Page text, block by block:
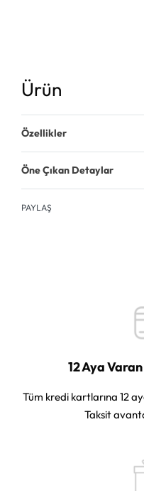
Ürün
Özellikler
Öne Çıkan Detaylar
PAYLAŞ
12 Aya
Tüm kredi kartlarına 12
Taksit